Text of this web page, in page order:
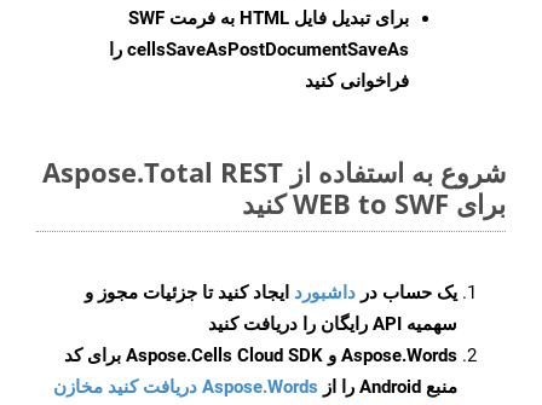
برای تبدیل فایل HTML به فرمت
SWF
cellsSaveAsPostDocumentSaveAs را
فراخوانی کنید
شروع به استفاده از Aspose.Total REST
برای WEB to SWF کنید
یک حساب در داشبورد ایجاد کنید تا جزئیات مجوز و
سهمیه API رایگان را دریافت کنید
Aspose.Words و Aspose.Cells Cloud SDK برای کد
منبع Android را از
Aspose.Words دریافت کنید مخازن